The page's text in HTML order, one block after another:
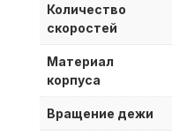
Количество
скоростей
Материал
корпуса
Вращение дежи